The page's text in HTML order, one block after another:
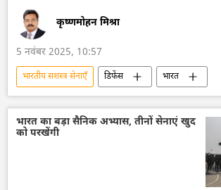
कृष्णमोहन मिश्रा
5 नवंबर 2025, 10:57
भारतीय सशस्‍त्र सेनाएँ डिफेंस
भारत
आत्मनिर्भर भारत
पाकिस्तान
भारतीय सेना
भारतीय वायुसेना
भारतीय नौसेना
भारत का बड़ा सैनिक अभ्यास, तीनों सेनाएं खुद
को परखेंगी